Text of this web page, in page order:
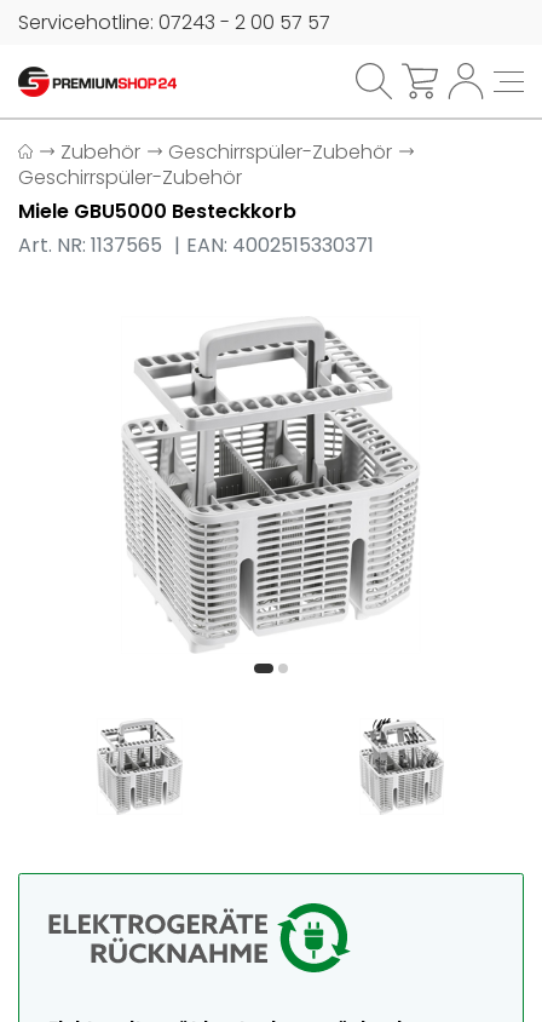
Servicehotline: 07243 - 2 00 57 57
Zubehör
Geschirrspüler-Zubehör
Geschirrspüler-Zubehör
Miele GBU5000 Besteckkorb
Art. NR: 1137565
EAN: 4002515330371